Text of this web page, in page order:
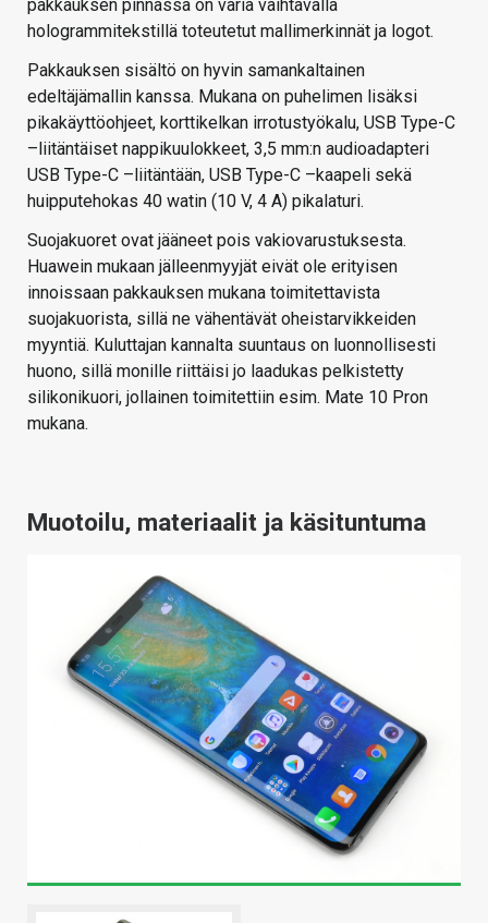
pakkauksen pinnassa on väriä vaihtavalla
hologrammitekstillä toteutetut mallimerkinnät ja logot.
Pakkauksen sisältö on hyvin samankaltainen
edeltäjämallin kanssa. Mukana on puhelimen lisäksi
pikakäyttöohjeet, korttikelkan irrotustyökalu, USB Type-C
–liitäntäiset nappikuulokkeet, 3,5 mm:n audioadapteri
USB Type-C –liitäntään, USB Type-C –kaapeli sekä
huipputehokas 40 watin (10 V, 4 A) pikalaturi.
Suojakuoret ovat jääneet pois vakiovarustuksesta.
Huawein mukaan jälleenmyyjät eivät ole erityisen
innoissaan pakkauksen mukana toimitettavista
suojakuorista, sillä ne vähentävät oheistarvikkeiden
myyntiä. Kuluttajan kannalta suuntaus on luonnollisesti
huono, sillä monille riittäisi jo laadukas pelkistetty
silikonikuori, jollainen toimitettiin esim. Mate 10 Pron
mukana.
Muotoilu, materiaalit ja käsituntuma